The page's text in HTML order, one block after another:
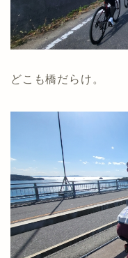
どこも橋だらけ。